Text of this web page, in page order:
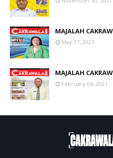
MAJALAH
May 17, 2021
MAJALAH
February 04, 2021